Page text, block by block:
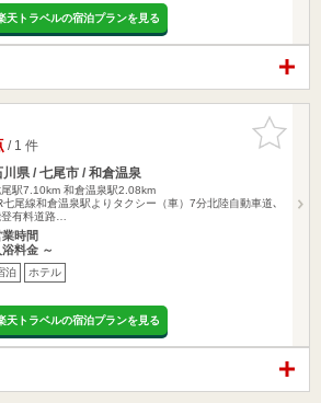
天トラベルの宿泊プランを見る
お気に入
りに追加
/ 1 件
川県 / 七尾市 / 和倉温泉
駅7.10km 和倉温泉駅2.08km
七尾線和倉温泉駅よりタクシー（車）7分北陸自動車道､
有料道路…
業時間
浴料金 ～
泊 ホテル
天トラベルの宿泊プランを見る